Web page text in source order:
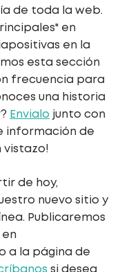
de toda la web.
en
en la
esta sección
frecuencia para
una historia
Envialo junto con
información de
vistazo!
de hoy,
nuevo sitio y
Publicaremos
a la página de
si desea